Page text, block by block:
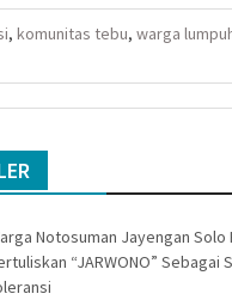
yang
baru)
baru)
, komunitas tebu, warga
Notosuman Jayengan Solo
“JARWONO” Sebagai